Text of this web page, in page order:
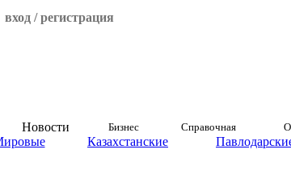
вход / регистрация
Новости Бизнес Справочная
Казахстанские